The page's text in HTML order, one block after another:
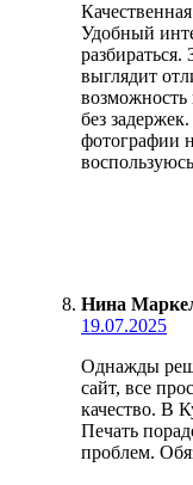
Удобный
выглядит
возможность
без
фотографии
Нина
19.07.2025
Однажды
сайт, все
качество. В
Печать
проблем.